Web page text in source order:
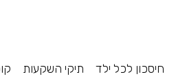
חיסכון לכל ילד תיקי השקעות